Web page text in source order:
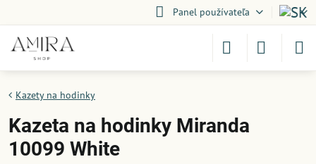
Panel používateľa
Kazety na hodinky
Kazeta na hodinky Miranda
10099 White